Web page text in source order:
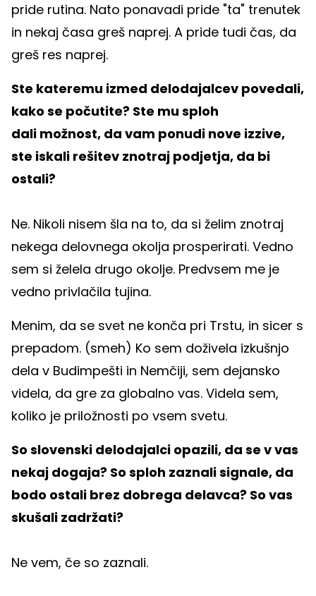
pride rutina. Nato ponavadi pride "ta" trenutek
in nekaj časa greš naprej. A pride tudi čas, da
greš res naprej.
Ste kateremu izmed delodajalcev povedali,
kako se počutite? Ste mu sploh
dali možnost, da vam ponudi nove izzive,
ste iskali rešitev znotraj podjetja, da bi
ostali?
Ne. Nikoli nisem šla na to, da si želim znotraj
nekega delovnega okolja prosperirati. Vedno
sem si želela drugo okolje. Predvsem me je
vedno privlačila tujina.
Menim, da se svet ne konča pri Trstu, in sicer s
prepadom. (smeh) Ko sem doživela izkušnjo
dela v Budimpešti in Nemčiji, sem dejansko
videla, da gre za globalno vas. Videla sem,
koliko je priložnosti po vsem svetu.
So slovenski delodajalci opazili, da se v vas
nekaj dogaja? So sploh zaznali signale, da
bodo ostali brez dobrega delavca? So vas
skušali zadržati?
Ne vem, če so zaznali.